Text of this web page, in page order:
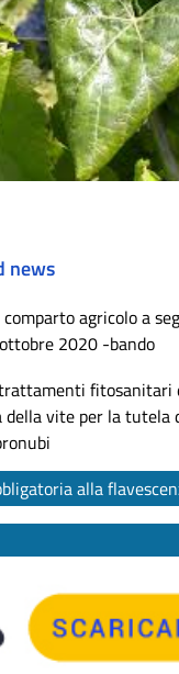
news
agricolo a
2020 -bando
fitosanitari
vite per la tutela
alla